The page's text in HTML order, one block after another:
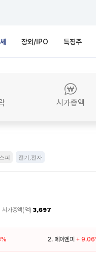
장외/IPO 특징주
시가총액
피 전기,전자
시가총액(억) 3,697
2. 에이엔피 +